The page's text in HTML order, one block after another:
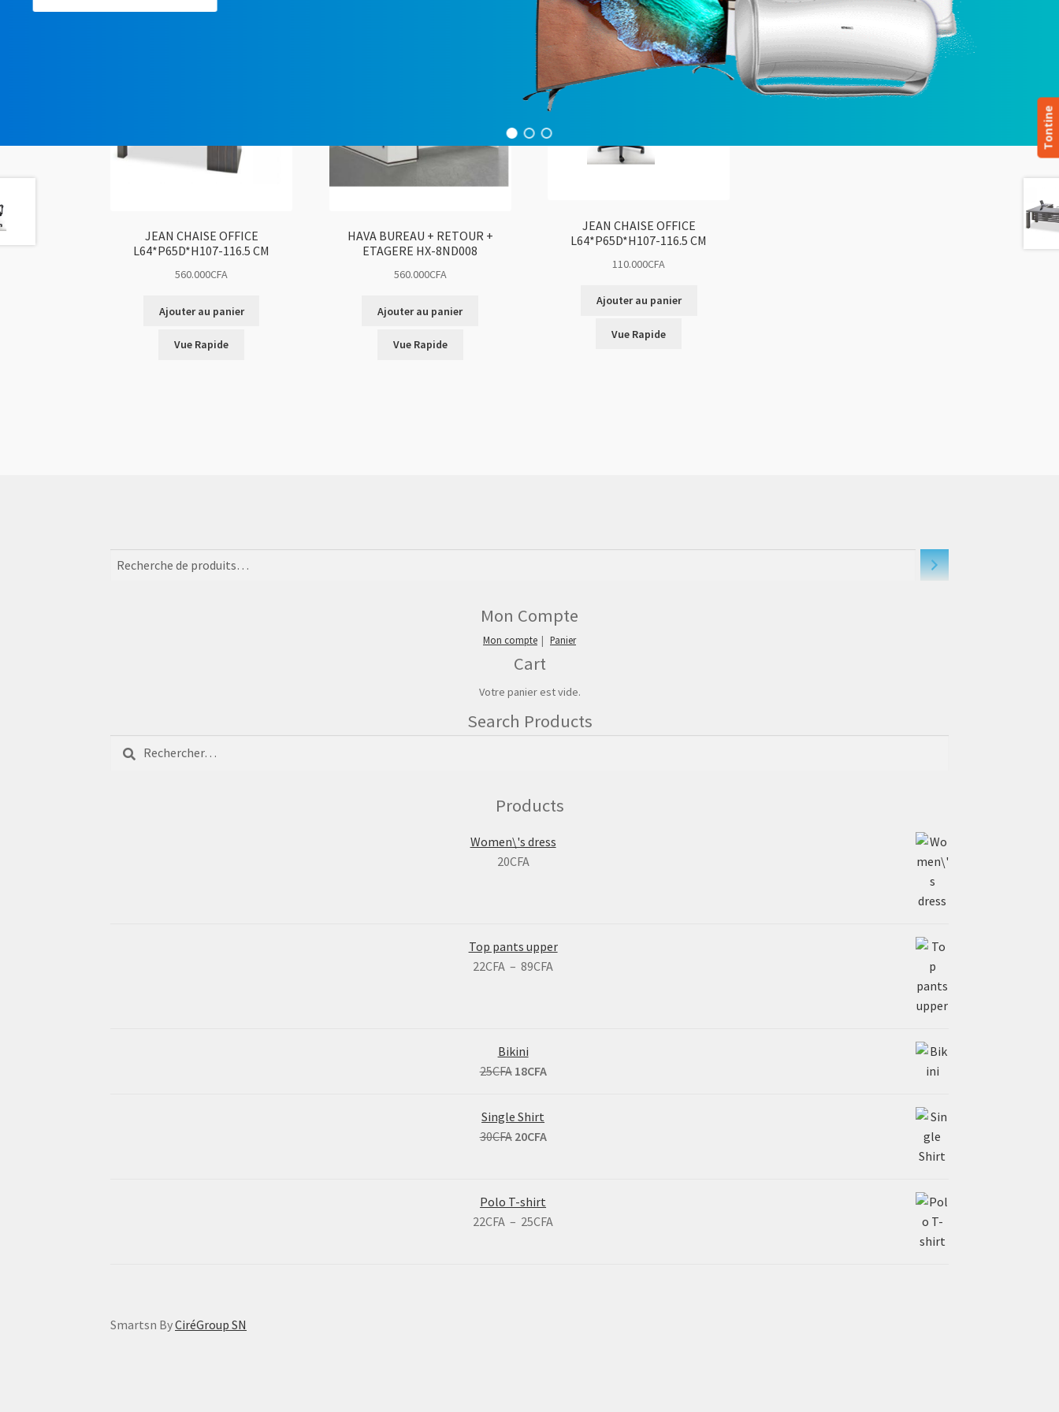
JEAN CHAISE OFFICE
L64*P65D*H107-116.5 CM
560.000CFA
Ajouter au panier
Vue Rapide
HAVA BUREAU + RETOUR +
ETAGERE HX-8ND008
560.000CFA
Ajouter au panier
Vue Rapide
JEAN CHAISE OFFICE
L64*P65D*H107-116.5 CM
110.000CFA
Ajouter au panier
Vue Rapide
Mon Compte
Mon compte Panier
Cart
Votre panier est vide.
Search Products
Products
Women\'s dress
20CFA
Top pants upper
22CFA – 89CFA
Bikini
25CFA 18CFA
Single Shirt
30CFA 20CFA
Polo T-shirt
22CFA – 25CFA
Smartsn ByCiréGroup SN
Tontine